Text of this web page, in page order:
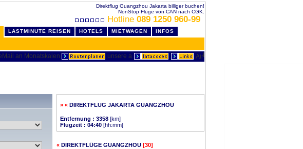
Direktflug Guangzhou Jakarta billiger buchen!
NonStop Flüge von CAN nach CGK.
Hotline 089 1250 960-99
LASTMINUTE REISEN HOTELS MIETWAGEN INFOS
» « DIREKTFLUG JAKARTA GUANGZHOU
Entfernung : 3358 [km]
Flugzeit : 04:40 [hh:mm]
« DIREKTFLÜGE GUANGZHOU [30]